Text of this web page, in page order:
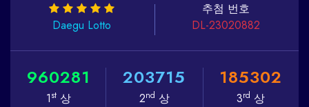
Daegu Lotto
추첨 번호
DL-23020882
960281
1st상
203715
2nd 상
185302
3rd 상